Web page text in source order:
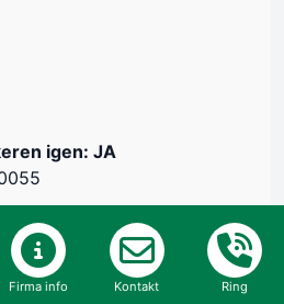
igen: JA
Firma info Kontakt Ring